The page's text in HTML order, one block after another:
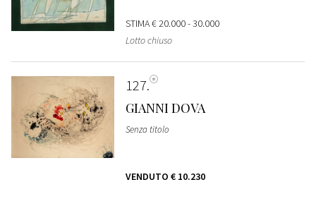
STIMA€ 20.000 - 30.000
Lotto chiuso
127
GIANNI DOVA
Senza titolo
VENDUTO € 10.230